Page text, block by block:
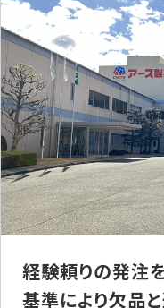
経験頼りの発注
基準により欠品